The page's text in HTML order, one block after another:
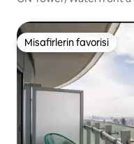
Misafirlerin favorisi
Misafirlerin favorisi